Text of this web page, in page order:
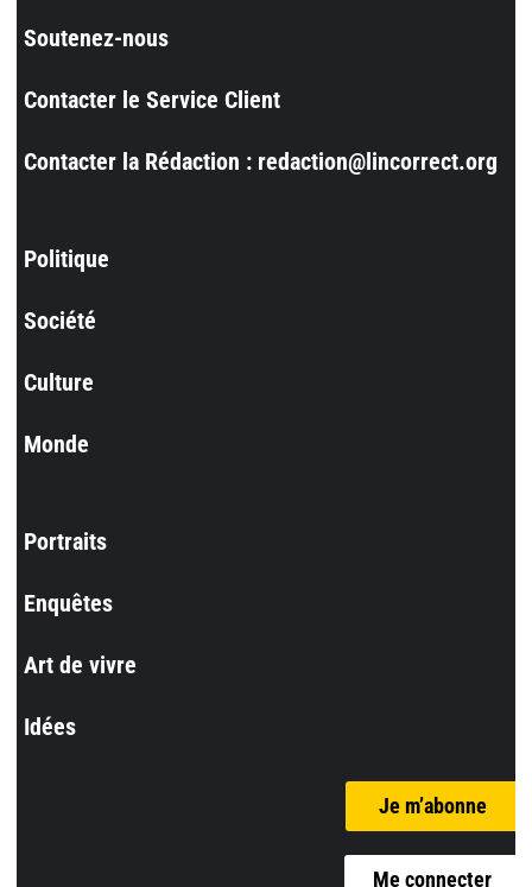
Soutenez-nous
Contacter le Service Client
Contacter la Rédaction : redaction@lincorrect.org
Politique
Société
Culture
Monde
Portraits
Enquêtes
Art de vivre
Idées
Je m’abonne
Me connecter